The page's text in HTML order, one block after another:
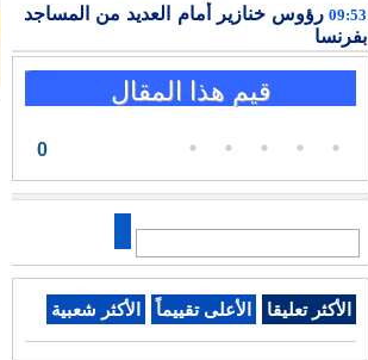
09:53 رؤوس خنازير أمام العديد من المساجد
بفرنسا
قيم هذا المقال
0
الأكثر تعليقا الأعلى تقييماً الأكثر شعبية